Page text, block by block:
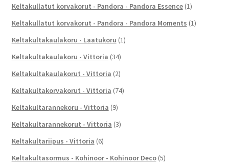
Keltakullatut korvakorut - Pandora - Pandora Essence (1)
Keltakullatut korvakorut - Pandora - Pandora Moments (1)
Keltakultakaulakoru - Laatukoru (1)
Keltakultakaulakoru - Vittoria (34)
Keltakultakaulakorut - Vittoria (2)
Keltakultakorvakorut - Vittoria (74)
Keltakultarannekoru - Vittoria (9)
Keltakultarannekorut - Vittoria (3)
Keltakultariipus - Vittoria (6)
Keltakultasormus - Kohinoor - Kohinoor Deco (5)